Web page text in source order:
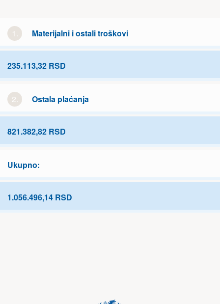
1. Materijalni i ostali troškovi
235.113,32 RSD
2. Ostala plaćanja
821.382,82 RSD
Ukupno:
1.056.496,14 RSD